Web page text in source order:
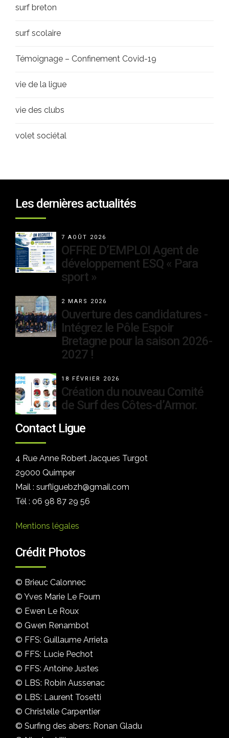
surf breton
surf scolaire
Témoignage – Confinement Covid-19
vie de la ligue
vie des clubs
volet sociétal
Les dernières actualités
7 AOÛT 2026
OFFRE D’EMPLOI Agent de
développement ESQ « Para
sport »
2 MARS 2026
Ouverture des candidatures -
Intégrez le Pôle Espoir
Bretagne pour la saison 2026-
2027 !
18 FÉVRIER 2026
Création du nouveau Comité
de Surf des Côtes-d’Armor.
Contact Ligue
4 Rue Anne Robert Jacques Turgot
29000 Quimper
Mail : surfliguebzh@gmail.com
Tél : 06 98 87 29 56
Mentions légales
Crédit Photos
© Brieuc Calonnec
© Yves Marie Le Fourn
© Ewen Le Roux
© Gwen Renambot
© FFS: Guillaume Arrieta
© FFS: Lucie Pechot
© FFS: Antoine Justes
© LBS: Robin Aussenac
© LBS: Laurent Tosetti
© Christelle Carpentier
© Surfing des abers: Ronan Gladu